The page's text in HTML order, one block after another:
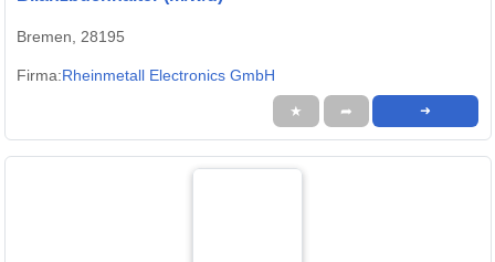
Bremen, 28195
Firma:Rheinmetall Electronics GmbH
★ ➦ ➜